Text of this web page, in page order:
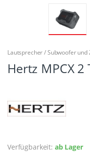
Lautsprecher / Subwoofer und
Hertz MPCX 2
Verfügbarkeit: ab Lager